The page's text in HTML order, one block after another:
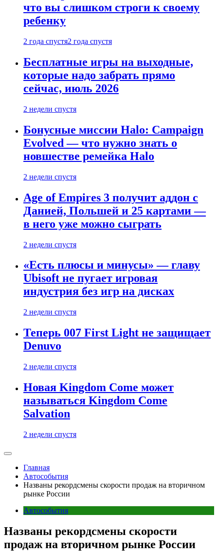
что вы слишком строги к своему
ребенку
2 года спустя2 года спустя
Бесплатные игры на выходные,
которые надо забрать прямо
сейчас, июль 2026
2 недели спустя
Бонусные миссии Halo: Campaign
Evolved — что нужно знать о
новшестве ремейка Halo
2 недели спустя
Age of Empires 3 получит аддон с
Данией, Польшей и 25 картами —
в него уже можно сыграть
2 недели спустя
«Есть плюсы и минусы» — главу
Ubisoft не пугает игровая
индустрия без игр на дисках
2 недели спустя
Теперь 007 First Light не защищает
Denuvo
2 недели спустя
Новая Kingdom Come может
называться Kingdom Come
Salvation
2 недели спустя
Главная
Автособытия
Названы рекордсмены скорости продаж на вторичном
рынке России
Автособытия
Названы рекордсмены скорости
продаж на вторичном рынке России